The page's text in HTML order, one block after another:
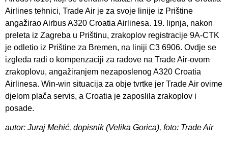
Airlines tehnici, Trade Air je za svoje linije iz Prištine
angažirao Airbus A320 Croatia Airlinesa. 19. lipnja, nakon
preleta iz Zagreba u Prištinu, zrakoplov registracije 9A-CTK
je odletio iz Prištine za Bremen, na liniji C3 6906. Ovdje se
izgleda radi o kompenzaciji za radove na Trade Air-ovom
zrakoplovu, angažiranjem nezaposlenog A320 Croatia
Airlinesa. Win-win situacija za obje tvrtke jer Trade Air ovime
djelom plača servis, a Croatia je zaposlila zrakoplov i
posade.
autor: Juraj Mehić, dopisnik (Velika Gorica), foto: Trade Air